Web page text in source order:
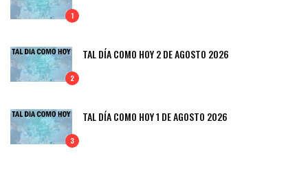
1
2
TAL DÍA COMO HOY 2 DE AGOSTO 2026
3
TAL DÍA COMO HOY 1 DE AGOSTO 2026